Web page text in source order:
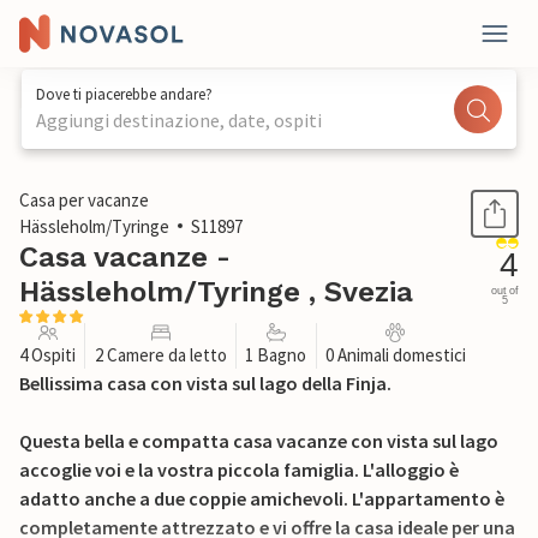
Dove ti piacerebbe andare?
Aggiungi destinazione, date, ospiti
1 / 14
Casa per vacanze
Hässleholm/Tyringe
S11897
Casa vacanze -
Hässleholm/Tyringe , Svezia
4
out of
5
4 Ospiti 2 Camere da letto 1 Bagno 0 Animali domestici
Bellissima casa con vista sul lago della Finja.
Questa bella e compatta casa vacanze con vista sul lago
accoglie voi e la vostra piccola famiglia. L'alloggio è
adatto anche a due coppie amichevoli. L'appartamento è
completamente attrezzato e vi offre la casa ideale per una